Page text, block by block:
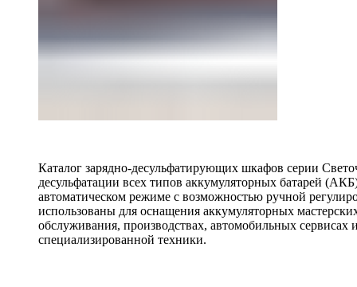
Каталог зарядно-десульфатирующих шкафов серии
десульфатации всех типов аккумуляторных батарей
автоматическом режиме с возможностью ручной
использованы для оснащения аккумуляторных
обслуживания, производствах, автомобильных
специализированной техники.